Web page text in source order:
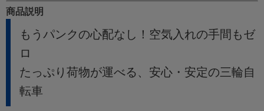
商品説明
もうパンクの心配なし！空気入れの手間もゼ
ロ
たっぷり荷物が運べる、安心・安定の三輪自
転車